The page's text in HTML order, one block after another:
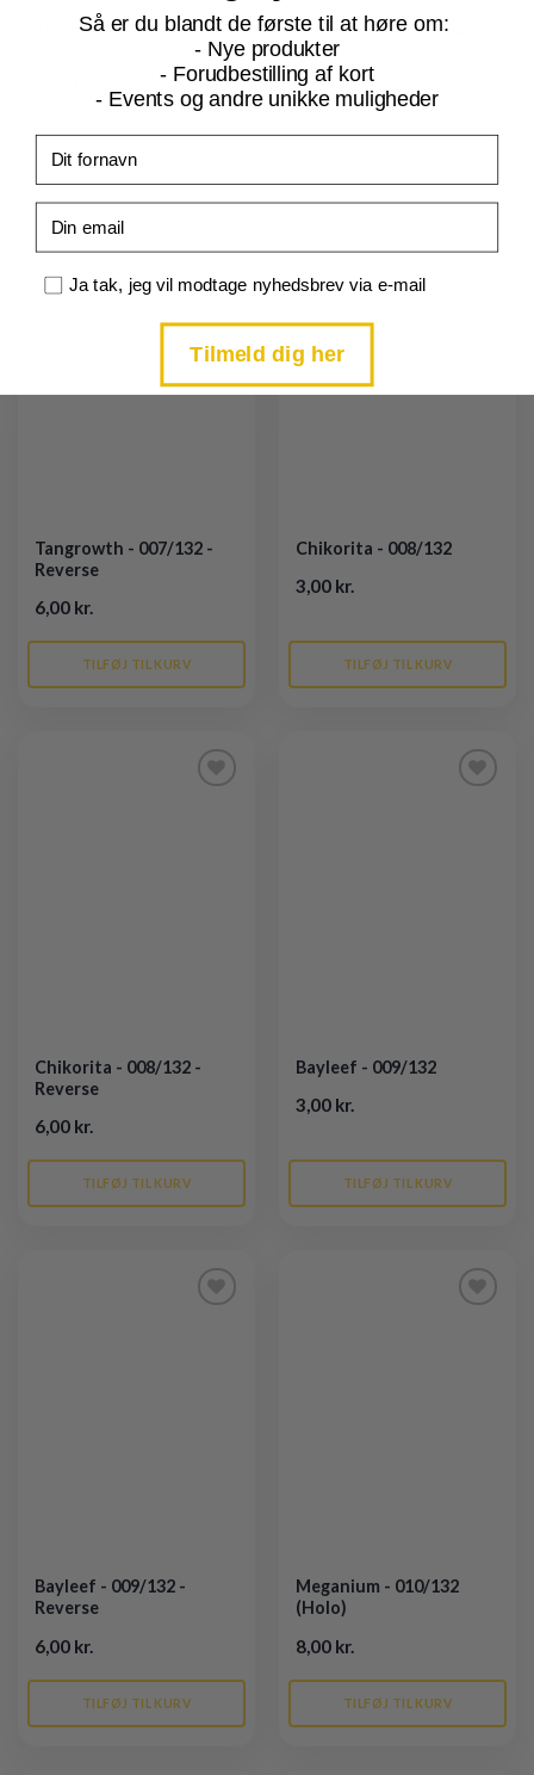
Tangela - 006/132 -
Tangrowth - 007/132
3,00 kr.
Tilføj til
ønskeliste
Tangrowth - 007/132 -
Reverse
6,00 kr.
TILFØJ TIL KURV
Chikorita - 008/132
3,00 kr.
TILFØJ TIL KURV
Chikorita - 008/132 -
Reverse
6,00 kr.
TILFØJ TIL KURV
Bayleef - 009/132
3,00 kr.
TILFØJ TIL KURV
Bayleef - 009/132 -
Reverse
6,00 kr.
TILFØJ TIL KURV
Meganium - 010/132
(Holo)
8,00 kr.
TILFØJ TIL KURV
Så er du blandt de første til at høre om:
- Nye produkter
- Forudbestilling af kort
- Events og andre unikke muligheder
Samtykke
Ja tak, jeg vil modtage nyhedsbrev via e-mail
Tilmeld dig her